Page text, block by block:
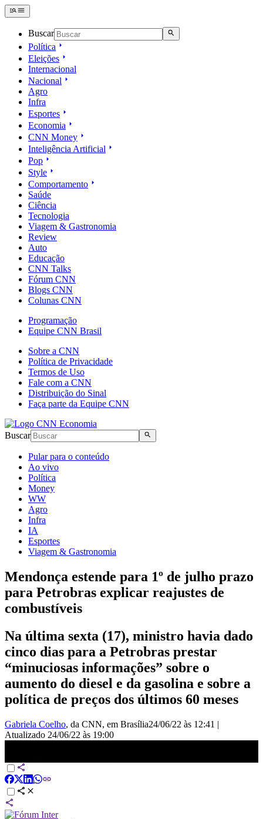
Buscar
Política
Eleições
Internacional
Nacional
Agro
Infra
Esportes
Economia
CNN Money
Inteligência Artificial
Pop
Style
Comportamento
Saúde
Ciência
Tecnologia
Viagem & Gastronomia
Review
Auto
Educação
CNN Talks
Fórum CNN
Blogs CNN
Colunas CNN
Programação
Equipe CNN Brasil
Sobre a CNN
Política de Privacidade
Termos de Uso
Fale com a CNN
Distribuição do Sinal
Faça parte da Equipe CNN
Buscar
Pular para o conteúdo
Ao vivo
Política
Money
WW
Agro
Infra
IA
Esportes
Viagem & Gastronomia
Mendonça estende para 1º de julho prazo
para Petrobras explicar reajustes de
combustíveis
Na última sexta (17), ministro havia dado
cinco dias para a Petrobras prestar
“minuciosas informações” sobre o
aumento do diesel e da gasolina e sobre a
política de preços dos últimos 60 meses
Gabriela Coelho, da CNN, em Brasília24/06/22 às 12:41 |
Atualizado 24/06/22 às 19:00